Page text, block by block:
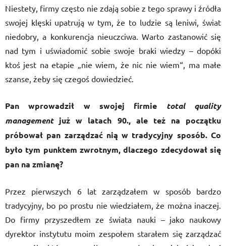
Niestety, firmy często nie zdają sobie z tego sprawy i źródła
swojej klęski upatrują w tym, że to ludzie są leniwi, świat
niedobry, a konkurencja nieuczciwa. Warto zastanowić się
nad tym i uświadomić sobie swoje braki wiedzy – dopóki
ktoś jest na etapie „nie wiem, że nic nie wiem“, ma małe
szanse, żeby się czegoś dowiedzieć.
Pan wprowadził w swojej firmie total quality
management już w latach 90., ale też na początku
próbował pan zarządzać nią w tradycyjny sposób. Co
było tym punktem zwrotnym, dlaczego zdecydował się
pan na zmianę?
Przez pierwszych 6 lat zarządzałem w sposób bardzo
tradycyjny, bo po prostu nie wiedziałem, że można inaczej.
Do firmy przyszedłem ze świata nauki – jako naukowy
dyrektor instytutu moim zespołem starałem się zarządzać